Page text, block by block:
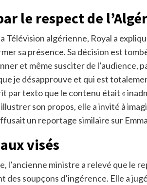
le respect de
Télévision algérienne, Royal a
sa présence. Sa décision est
et même susciter de l’audience,
je désapprouve et qui est
par texto que le contenu était «
son propos, elle a invité à
un reportage similaire sur
visés
l’ancienne ministre a relevé que le
des soupçons d’ingérence. Elle a